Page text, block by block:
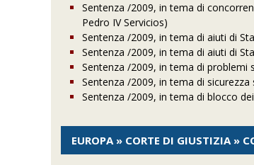
Sentenza /2009, in tema di
Pedro IV Servicios)
Sentenza /2009, in tema di aiuti di
Sentenza /2009, in tema di aiuti di
Sentenza /2009, in tema di problemi
Sentenza /2009, in tema di sicurezza
Sentenza /2009, in tema di blocco
EUROPA » CORTE DI GIUSTIZIA »